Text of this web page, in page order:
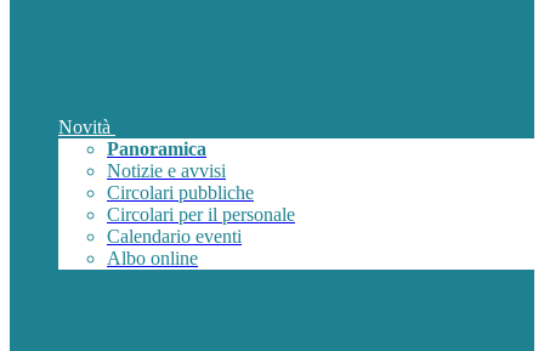
Novità
Panoramica
Notizie e avvisi
Circolari pubbliche
Circolari per il personale
Calendario eventi
Albo online